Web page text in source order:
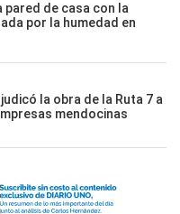
pared de casa con la
por la humedad en
la obra de la Ruta 7 a
mendocinas